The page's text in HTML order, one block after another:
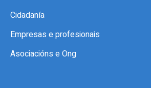
Cidadanía
Empresas e profesionais
Asociacións e Ong